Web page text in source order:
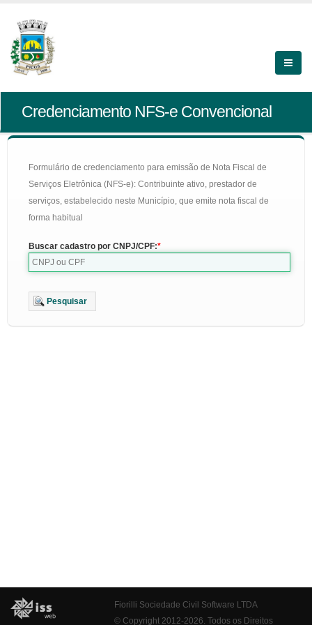
Credenciamento NFS-e Convencional
Formulário de credenciamento para emissão de Nota Fiscal de
Serviços Eletrônica (NFS-e): Contribuinte ativo, prestador de
serviços, estabelecido neste Município, que emite nota fiscal de
forma habitual
Buscar cadastro por CNPJ/CPF:
Pesquisar
Fiorilli Sociedade Civil Software LTDA
© Copyright 2012-2026. Todos os Direitos